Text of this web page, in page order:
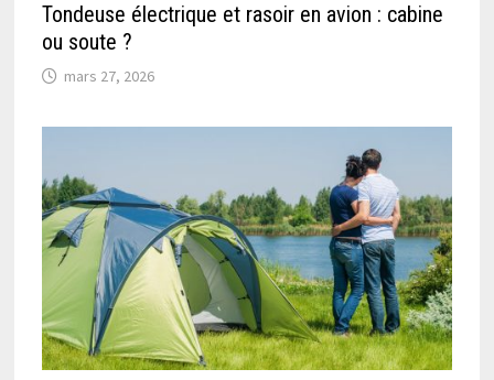
Tondeuse électrique et rasoir en avion : cabine
ou soute ?
mars 27, 2026